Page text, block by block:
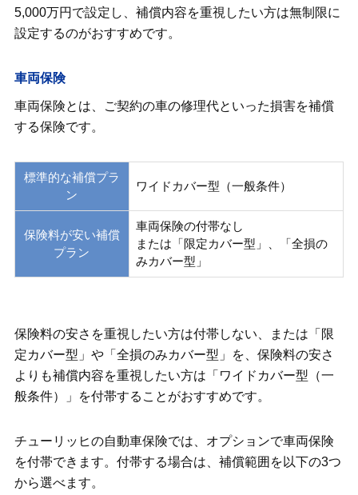
5,000万円で設定し、補償内容を重視したい方は無制限に
設定するのがおすすめです。
車両保険
車両保険とは、ご契約の車の修理代といった損害を補償
する保険です。
標準的な補償プラ
ン
ワイドカバー型（一般条件）
保険料が安い補償
プラン
車両保険の付帯なし
または「限定カバー型」、「全損の
みカバー型」
保険料の安さを重視したい方は付帯しない、または「限
定カバー型」や「全損のみカバー型」を、保険料の安さ
よりも補償内容を重視したい方は「ワイドカバー型（一
般条件）」を付帯することがおすすめです。
チューリッヒの自動車保険では、オプションで車両保険
を付帯できます。付帯する場合は、補償範囲を以下の3つ
から選べます。